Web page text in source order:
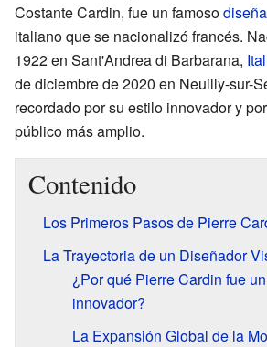
Costante Cardin, fue un famoso
italiano que se nacionalizó francés.
1922 en Sant'Andrea di Barbarana,
de diciembre de 2020 en Neuilly-sur-
recordado por su estilo innovador y
público más amplio.
Contenido
Los Primeros Pasos de Pierre
La Trayectoria de un Diseñador
¿Por qué Pierre Cardin fue
innovador?
La Expansión Global de la